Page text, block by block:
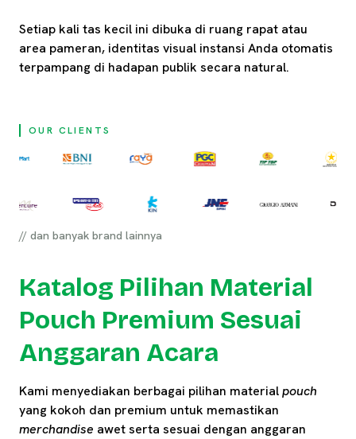
Setiap kali tas kecil ini dibuka di ruang rapat atau
area pameran, identitas visual instansi Anda otomatis
terpampang di hadapan publik secara natural.
OUR CLIENTS
// dan banyak brand lainnya
Katalog Pilihan Material
Pouch Premium Sesuai
Anggaran Acara
Kami menyediakan berbagai pilihan materialpouch
yang kokoh dan premium untuk memastikan
merchandise awet serta sesuai dengan anggaran